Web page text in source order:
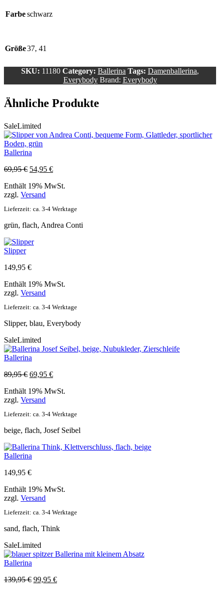
Farbeschwarz
Größe37, 41
SKU: 11180 Category: Ballerina Tags: Damenballerina,
Everybody Brand: Everybody
Ähnliche Produkte
SaleLimited
Ballerina
69,95€ Ursprünglicher
war:
69,95 €
54,95 €Aktueller
ist:
Enthält 19% MwSt.
zzgl. Versand
Lieferzeit: ca. 3-4 Werktage
grün, flach, Andrea Conti
Slipper
149,95 €
Enthält 19% MwSt.
zzgl. Versand
Lieferzeit: ca. 3-4 Werktage
Slipper, blau, Everybody
SaleLimited
Ballerina
89,95€ Ursprünglicher
war:
89,95 €
69,95 €Aktueller
ist:
Enthält 19% MwSt.
zzgl. Versand
Lieferzeit: ca. 3-4 Werktage
beige, flach, Josef Seibel
Ballerina
149,95 €
Enthält 19% MwSt.
zzgl. Versand
Lieferzeit: ca. 3-4 Werktage
sand, flach, Think
SaleLimited
Ballerina
139,95€ Ursprünglicher
99,95 €Aktueller